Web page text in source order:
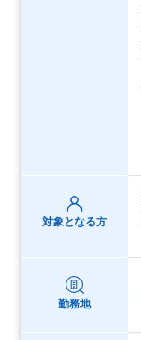
対象となる方
勤務地